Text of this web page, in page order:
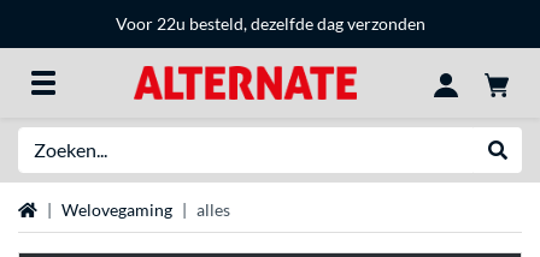
Voor 22u besteld, dezelfde dag verzonden
HomeWelovegaming alles